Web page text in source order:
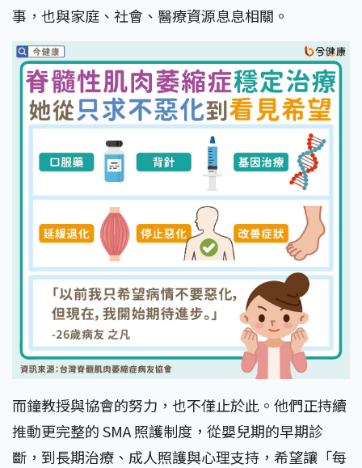
事，也與家庭、社會、醫療資源息息相關。
而鐘教授與協會的努力，也不僅止於此。他們正持續
推動更完整的 SMA 照護制度，從嬰兒期的早期診
斷，到長期治療、成人照護與心理支持，希望讓「每